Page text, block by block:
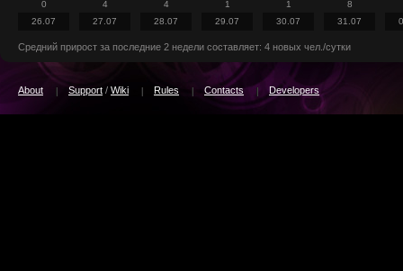
0
26.07
4
27.07
4
28.07
1
29.07
1
30.07
8
31.07
Средний прирост за последние 2 недели составляет: 4 новых чел./сутки
About Support / Wiki Rules Contacts Developers